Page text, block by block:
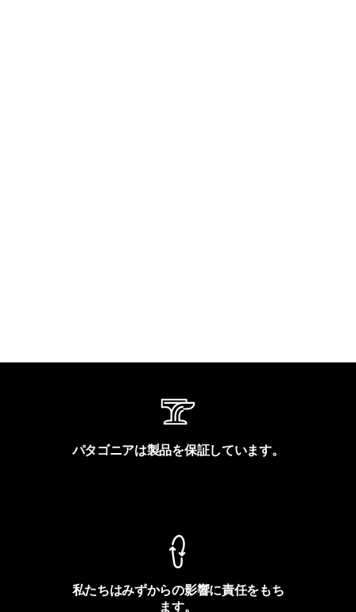
パタゴニアは製品を保証しています。
私たちはみずからの影響に責任をもち
ます。